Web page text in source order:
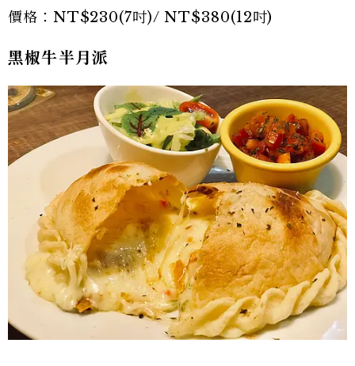
價格：NT$230(7吋)/ NT$380(12吋)
黑椒牛半月派